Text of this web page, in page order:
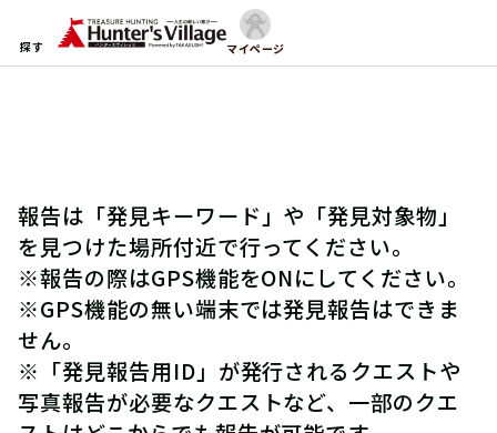
探す マイページ
報告は「発見キーワード」や「発見対象物」
を見つけた場所付近で行ってください。
※報告の際はGPS機能をONにしてください。
※GPS機能の無い端末では発見報告はできま
せん。
※「発見報告用ID」が発行されるクエストや
写真報告が必要なクエストなど、一部のクエ